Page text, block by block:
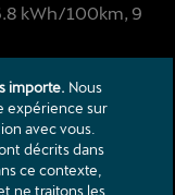
kWh/100km, 9
importe. Nous
expérience sur
avec vous.
décrits dans
ce contexte,
ne traitons les